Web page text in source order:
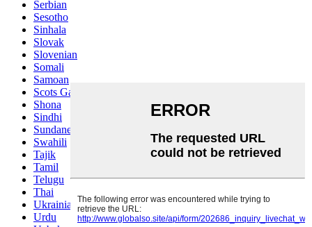
Serbian
Sesotho
Sinhala
Slovak
Slovenian
Somali
Samoan
Scots Gaelic
Shona
Sindhi
Sundanese
Swahili
Tajik
Tamil
Telugu
Thai
Ukrainian
Urdu